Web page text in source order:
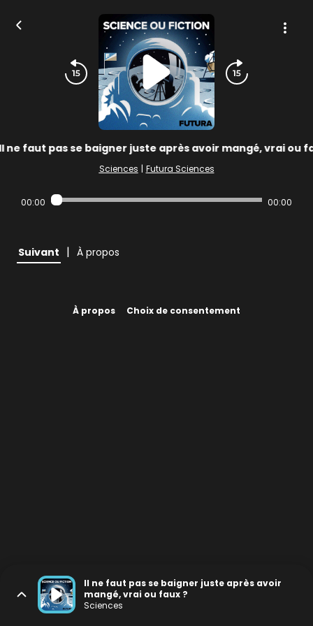
ne faut pas se baigner juste après avoir mangé, vrai ou
Sciences | Futura Sciences
00:00 00:00
Suivant | À propos
À propos Choix de consentement
Il ne faut pas se baigner juste après avoir
mangé, vrai ou faux ?
Sciences